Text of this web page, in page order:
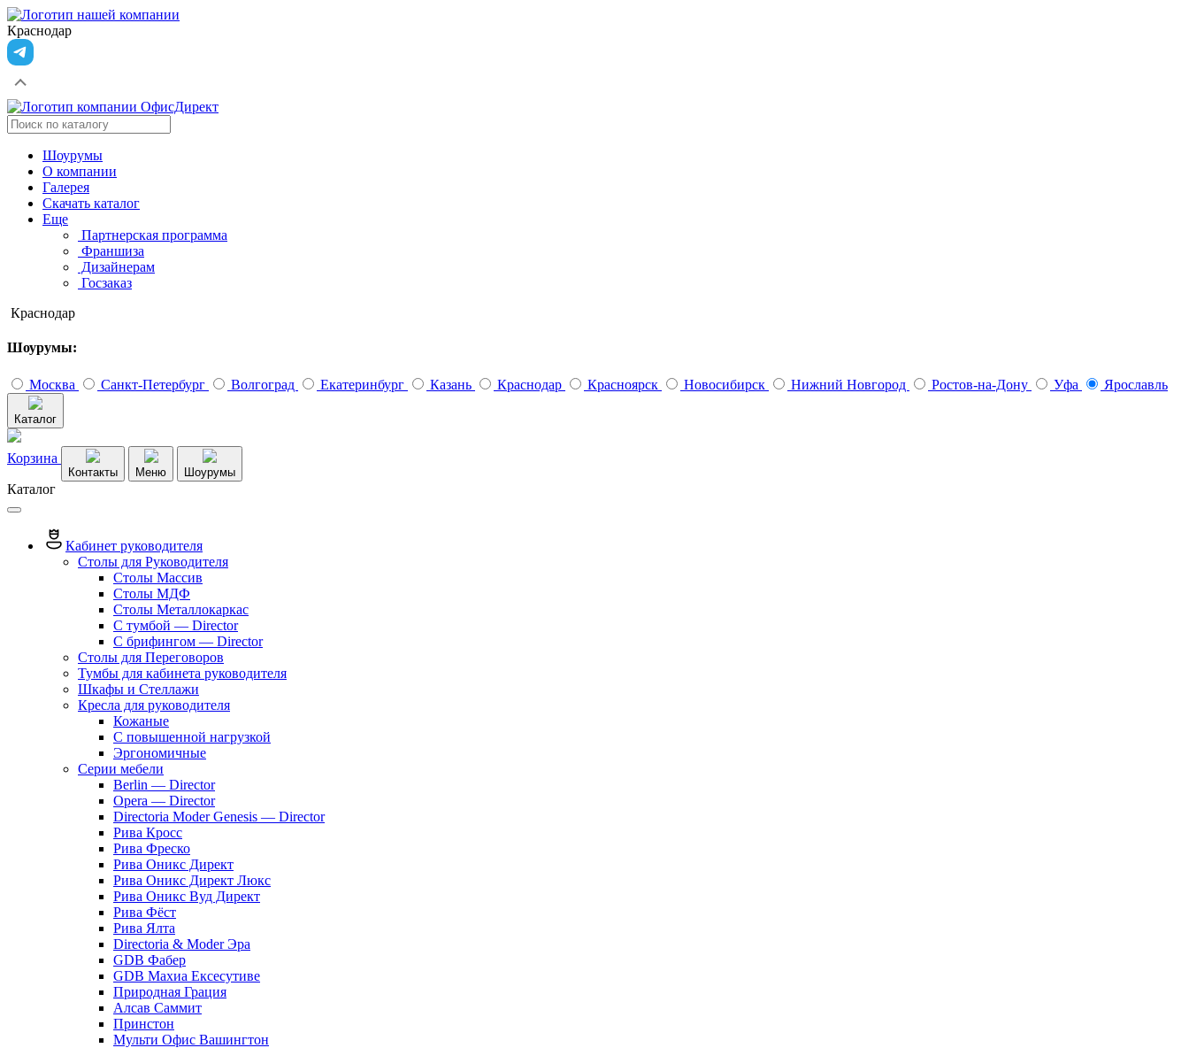
Краснодар
Шоурумы
О компании
Галерея
Скачать каталог
Еще
Партнерская программа
Франшиза
Дизайнерам
Госзаказ
Краснодар
Шоурумы:
Москва Санкт-Петербург Волгоград Екатеринбург Казань Краснодар Красноярск Новосибирск Нижний Новгород Ростов-на-Дону Уфа Ярославль
Каталог
Корзина
Контакты Меню Шоурумы
Каталог
Кабинет руководителя
Столы для Руководителя
Столы Массив
Столы МДФ
Столы Металлокаркас
С тумбой — Director
C брифингом — Director
Столы для Переговоров
Тумбы для кабинета руководителя
Шкафы и Стеллажи
Кресла для руководителя
Кожаные
С повышенной нагрузкой
Эргономичные
Серии мебели
Berlin — Director
Opera — Director
Directoria Moder Genesis — Director
Рива Кросс
Рива Фреско
Рива Оникс Директ
Рива Оникс Директ Люкс
Рива Оникс Вуд Директ
Рива Фёст
Рива Ялта
Directoria & Moder Эра
GDB Фабер
GDB Махиа Ексесутиве
Природная Грация
Алсав Саммит
Принстон
Мульти Офис Вашингтон